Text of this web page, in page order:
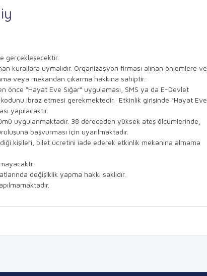
gerçekleşecektir.
kurallara uymalıdır. Organizasyon firması alınan önlemlere ve
veya mekandan çıkarma hakkına sahiptir.
“Hayat Eve Sığar” uygulaması, SMS ya da E-Devlet
kodunu ibraz etmesi gerekmektedir. Etkinlik girişinde “Hayat Eve
yapılacaktır.
uygulanmaktadır. 38 dereceden yüksek ateş ölçümlerinde,
başvurması için uyarılmaktadır.
kişileri, bilet ücretini iade ederek etkinlik mekanına almama
değişiklik yapma hakkı saklıdır.